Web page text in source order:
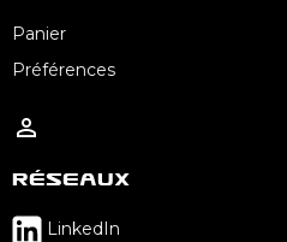
Panier
Préférences

Réseaux
LinkedIn